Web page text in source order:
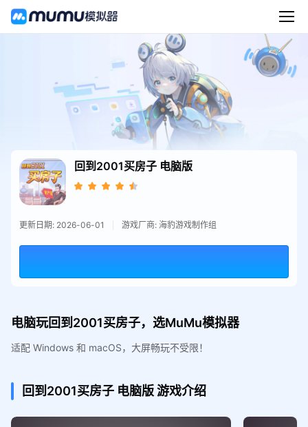
回到2001买房子 电脑版
更新日期: 2026-06-01 游戏厂商: 海豹游戏制作组
电脑玩回到2001买房子，选MuMu模拟器
适配 Windows 和 macOS，大屏畅玩不受限！
回到2001买房子 电脑版游戏介绍